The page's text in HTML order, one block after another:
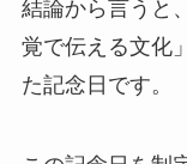
結論から言うと
覚で伝える文化
た記念日です。